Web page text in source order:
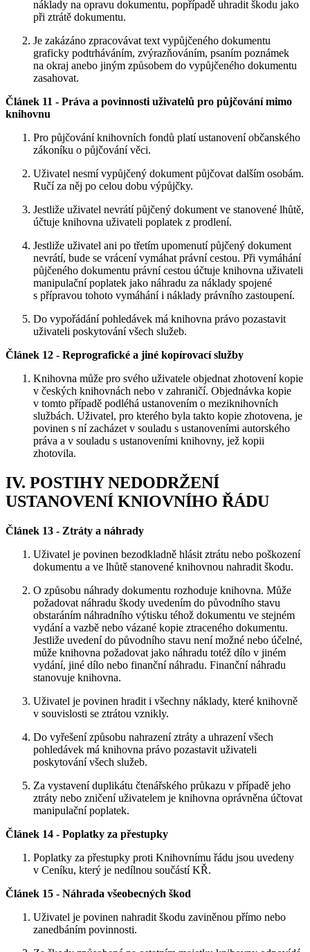
náklady na opravu dokumentu, popřípadě uhradit škodu jako
při ztrátě dokumentu.
Je zakázáno zpracovávat text vypůjčeného dokumentu
graficky podtrháváním, zvýrazňováním, psaním poznámek
na okraj anebo jiným způsobem do vypůjčeného dokumentu
zasahovat.
Článek 11 - Práva a povinnosti uživatelů pro půjčování mimo
knihovnu
Pro půjčování knihovních fondů platí ustanovení občanského
zákoníku o půjčování věci.
Uživatel nesmí vypůjčený dokument půjčovat dalším osobám.
Ručí za něj po celou dobu výpůjčky.
Jestliže uživatel nevrátí půjčený dokument ve stanovené lhůtě,
účtuje knihovna uživateli poplatek z prodlení.
Jestliže uživatel ani po třetím upomenutí půjčený dokument
nevrátí, bude se vrácení vymáhat právní cestou. Při vymáhání
půjčeného dokumentu právní cestou účtuje knihovna uživateli
manipulační poplatek jako náhradu za náklady spojené
s přípravou tohoto vymáhání i náklady právního zastoupení.
Do vypořádání pohledávek má knihovna právo pozastavit
uživateli poskytování všech služeb.
Článek 12 - Reprografické a jiné kopírovací služby
Knihovna může pro svého uživatele objednat zhotovení kopie
v českých knihovnách nebo v zahraničí. Objednávka kopie
v tomto případě podléhá ustanovením o meziknihovních
službách. Uživatel, pro kterého byla takto kopie zhotovena, je
povinen s ní zacházet v souladu s ustanoveními autorského
práva a v souladu s ustanoveními knihovny, jež kopii
zhotovila.
IV. POSTIHY NEDODRŽENÍ
USTANOVENÍ KNIOVNÍHO ŘÁDU
Článek 13 - Ztráty a náhrady
Uživatel je povinen bezodkladně hlásit ztrátu nebo poškození
dokumentu a ve lhůtě stanovené knihovnou nahradit škodu.
O způsobu náhrady dokumentu rozhoduje knihovna. Může
požadovat náhradu škody uvedením do původního stavu
obstaráním náhradního výtisku téhož dokumentu ve stejném
vydání a vazbě nebo vázané kopie ztraceného dokumentu.
Jestliže uvedení do původního stavu není možné nebo účelné,
může knihovna požadovat jako náhradu totéž dílo v jiném
vydání, jiné dílo nebo finanční náhradu. Finanční náhradu
stanovuje knihovna.
Uživatel je povinen hradit i všechny náklady, které knihovně
v souvislosti se ztrátou vznikly.
Do vyřešení způsobu nahrazení ztráty a uhrazení všech
pohledávek má knihovna právo pozastavit uživateli
poskytování všech služeb.
Za vystavení duplikátu čtenářského průkazu v případě jeho
ztráty nebo zničení uživatelem je knihovna oprávněna účtovat
manipulační poplatek.
Článek 14 - Poplatky za přestupky
Poplatky za přestupky proti Knihovnímu řádu jsou uvedeny
v Ceníku, který je nedílnou součástí KŘ.
Článek 15 - Náhrada všeobecných škod
Uživatel je povinen nahradit škodu zaviněnou přímo nebo
zanedbáním povinnosti.